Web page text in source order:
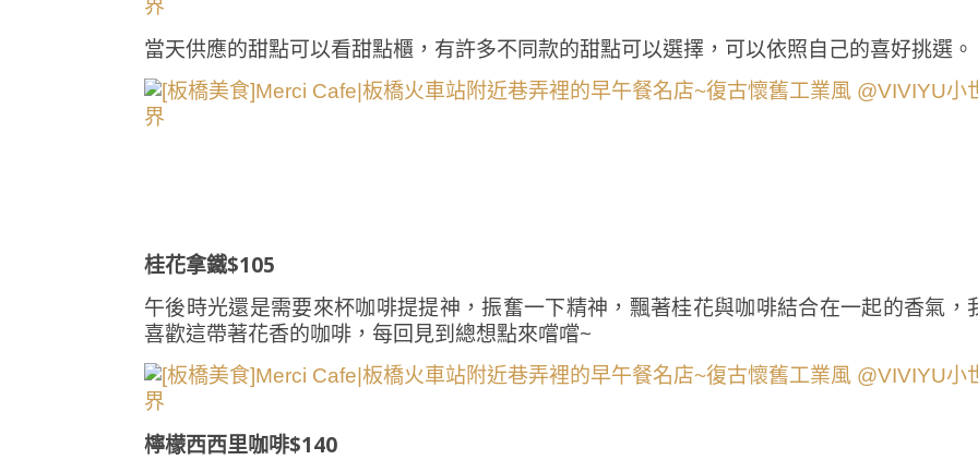
當天供應的甜點可以看甜點櫃，有許多不同款的甜點可以選擇，可以依照自己的喜好挑選。
桂花拿鐵$105
午後時光還是需要來杯咖啡提提神，振奮一下精神，飄著桂花與咖啡結合在一起的香氣，
喜歡這帶著花香的咖啡，每回見到總想點來嚐嚐~
檸檬西西里咖啡$140